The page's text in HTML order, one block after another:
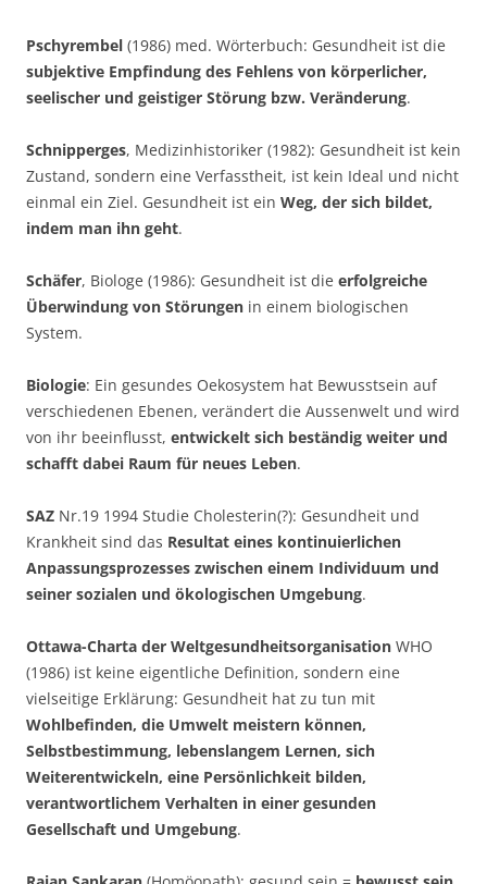
Pschyrembel (1986) med. Wörterbuch: Gesundheit ist die
subjektive Empfindung des Fehlens von körperlicher,
seelischer und geistiger Störung bzw. Veränderung.
Schnipperges, Medizinhistoriker (1982): Gesundheit ist kein
Zustand, sondern eine Verfasstheit, ist kein Ideal und nicht
einmal ein Ziel. Gesundheit ist ein Weg, der sich bildet,
indem man ihn geht.
Schäfer, Biologe (1986): Gesundheit ist die erfolgreiche
Überwindung von Störungen in einem biologischen
System.
Biologie: Ein gesundes Oekosystem hat Bewusstsein auf
verschiedenen Ebenen, verändert die Aussenwelt und wird
von ihr beeinflusst, entwickelt sich beständig weiter und
schafft dabei Raum für neues Leben.
SAZ Nr.19 1994 Studie Cholesterin(?): Gesundheit und
Krankheit sind das Resultat eines kontinuierlichen
Anpassungsprozesses zwischen einem Individuum und
seiner sozialen und ökologischen Umgebung.
Ottawa-Charta der Weltgesundheitsorganisation WHO
(1986) ist keine eigentliche Definition, sondern eine
vielseitige Erklärung: Gesundheit hat zu tun mit
Wohlbefinden, die Umwelt meistern können,
Selbstbestimmung, lebenslangem Lernen, sich
Weiterentwickeln, eine Persönlichkeit bilden,
verantwortlichem Verhalten in einer gesunden
Gesellschaft und Umgebung.